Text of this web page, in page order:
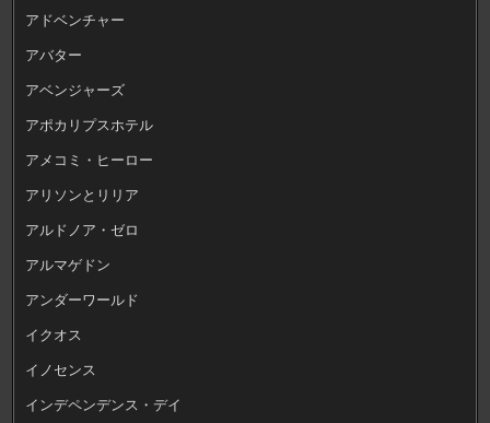
アドベンチャー
アバター
アベンジャーズ
アポカリプスホテル
アメコミ・ヒーロー
アリソンとリリア
アルドノア・ゼロ
アルマゲドン
アンダーワールド
イクオス
イノセンス
インデペンデンス・デイ